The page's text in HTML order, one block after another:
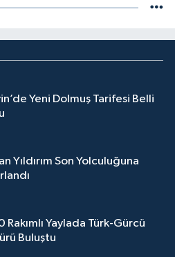
Yeni Dolmuş Tarifesi Belli
Yıldırım Son Yolculuğuna
Rakımlı Yaylada Türk-Gürcü
Buluştu